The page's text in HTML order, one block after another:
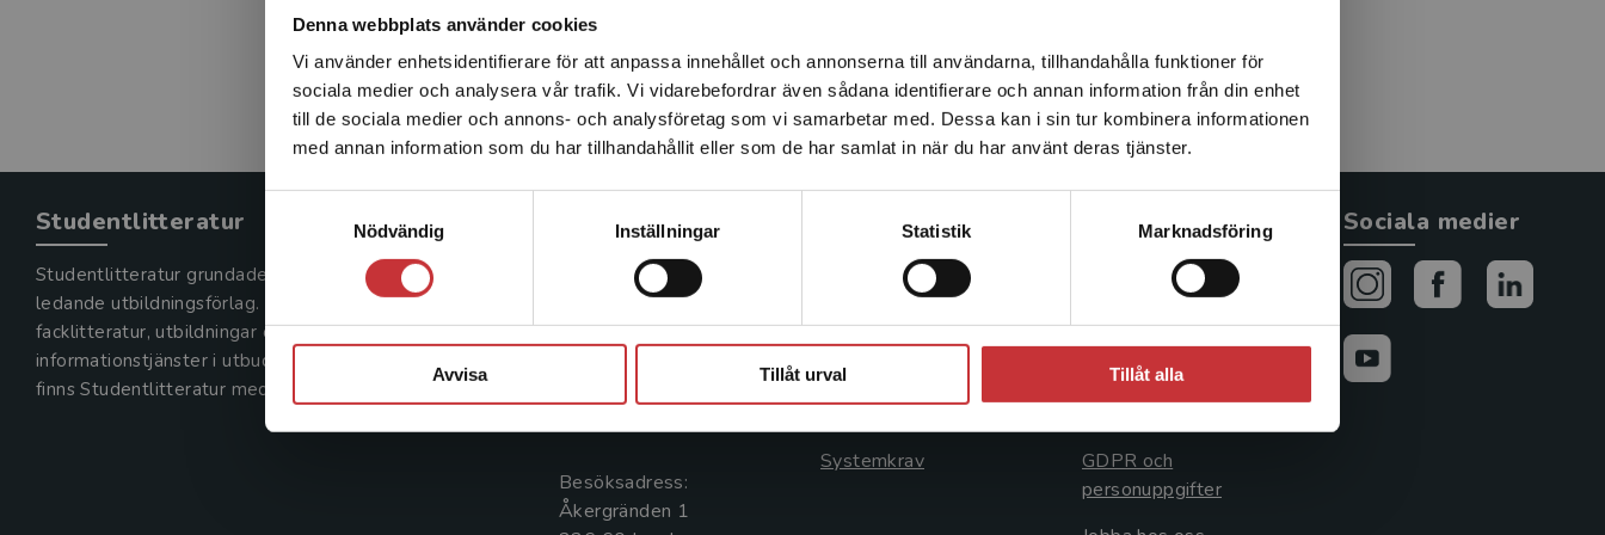
Denna webbplats använder cookies
Vi använder enhetsidentifierare för att anpassa innehållet och annonserna till användarna, tillhandahålla funktioner för
sociala medier och analysera vår trafik. Vi vidarebefordrar även sådana identifierare och annan information från din enhet
till de sociala medier och annons- och analysföretag som vi samarbetar med. Dessa kan i sin tur kombinera informationen
med annan information som du har tillhandahållit eller som de har samlat in när du har använt deras tjänster.
Nödvändig
Inställningar Statistik Marknadsföring
Avvisa Tillåt urval Tillåt alla
Det verkar som att du besöker studentlitteratur.se via en
enhet utanför Sverige. Vi erbjuder inte leveranser utanför
Sverige. För att kunna slutföra ett köp måste
leveransadressen vara i Sverige.Läs mer
Studentlitteratur
Studentlitteratur grundades 1963 och är idag Sveriges
ledande utbildningsförlag. Med läromedel, kurslitteratur,
facklitteratur, utbildningar och digitala
informationstjänster i utbudet,
finns Studentlitteratur med längs hela kunskapsresan.
Kontakta oss
Kontakta oss
046-31 20 00
Box 141
221 00 Lund
Besöksadress:
Åkergränden 1
Kundservice
Kontakta kundservice
046-31 21 00
Frågor och svar
Systemkrav
Allmänna länkar
Avtal och rättigheter
Cookies
GDPR och
personuppgifter
Sociala medier